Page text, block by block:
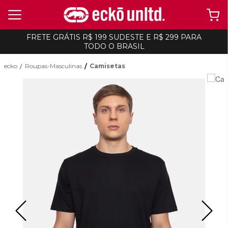
FRETE GRÁTIS R$ 199 SUDESTE E R$ 299 PARA
TODO O BRASIL
ecko Roupas-Masculinas Camisetas